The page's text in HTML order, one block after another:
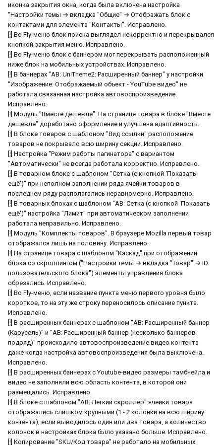
иконка закрытия окна, когда была включена настройка
"Настройки темы → вкладка "Общие" → Отображать блок с
контактами для элемента "Контакты". Исправлено.
[!] Во Fly-меню блок поиска выглядел некорректно и перекрывался
кнопкой закрытия меню. Исправлено.
[!] Во Fly-меню блок с баннером мог перекрывать расположенный
ниже блок на мобильных устройствах. Исправлено.
[!] В баннерах "AB: UniTheme2: Расширенный баннер" у настройки
"Изображение: Отображаемый объект - YouТube видео" не
работала связанная настройка автовоспроизведение.
Исправлено.
[!] Модуль "Вместе дешевле". На странице товара в блоке "Вместе
дешевле" доработано оформление и улучшена адаптивность.
[!] В блоке товаров с шаблоном "Вид ссылки" расположение
товаров не покрывало всю ширину секции. Исправлено.
[!] Настройка "Режим работы пагинатора" с вариантом
"Автоматически" не всегда работала корректно. Исправлено.
[!] В товарном блоке с шаблоном "Сетка (с кнопкой 'Показать
ещё')" при неполном заполнении ряда ячейки товаров в
последнем ряду располагались неравномерно. Исправлено.
[!] В товарных блоках с шаблоном "AB: Сетка (с кнопкой 'Показать
ещё')" настройка "Лимит" при автоматическом заполнении
работала неправильно. Исправлено.
[!] Модуль "Комплекты товаров". В браузере Mozilla первый товар
отображался лишь на половину. Исправлено.
[!] На странице товара с шаблоном "Каскад" при отображении
блока со скроллингом ("Настройки темы → вкладка "Товар" → ID
пользовательского блока") элементы управления блока
обрезались. Исправлено.
[!] Во Fly-меню, если название пункта меню первого уровня было
короткое, то на эту же строку переносилось описание пункта.
Исправлено.
[!] В расширенных баннерах с шаблоном "AB: Расширенный баннер
(Карусель)" и "AB: Расширенный баннер (несколько баннеров
подряд)" происходило автовоспроизведение видео контента
даже когда настройка автовоспроизведения была выключена.
Исправлено.
[!] В расширенных баннерах с Youtube-видео размеры тамбнейла и
видео не заполняли всю область контента, в которой они
размещались. Исправлено.
[!] В блоке с шаблоном "АВ: Легкий скроллер" ячейки товара
отображались слишком крупными (1 - 2 колонки на всю ширину
контента), если выводилось один или два товара, а количество
колонок в настройках блока было указано больше. Исправлено.
[!] Копирование "SKU/Код товара" не работало на мобильных